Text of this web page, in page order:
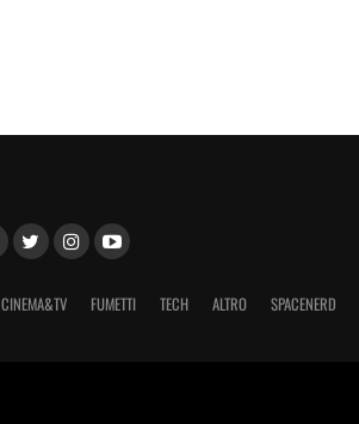
CINEMA&TV FUMETTI TECH ALTRO SPACENERD